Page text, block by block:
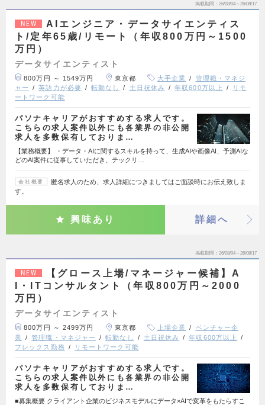
掲載期間 26/08/04～26/08/17
NEW
AIエンジニア・データサイエンティス
ト/定年65歳/リモート（年収800万円～1500
万円）
データサイエンティスト
800万円 ～ 1549万円 東京都 大手企業
管理職・マネジ
ャー
英語力が必要 転勤なし 土日祝休み 年収600万以上
リモ
ートワーク可能
パソナキャリアがおすすめする求人です。
こちらの求人案件以外にも各業界の非公開
求人を多数保有しておりま…
【業務概要】 ・データ・AIに関するスキルを持って、生成AIや画像AI、予測AIな
どのAI案件に従事していただき、テックリ…
会社概要
匿名求人のため、求人詳細につきましてはご面談時にお伝え致しま
す。
興味あり 詳細へ
掲載期間 26/08/04～26/08/17
NEW
【グロース上場/マネージャー候補】A
I・ITコンサルタント（年収800万円～2000
万円）
データサイエンティスト
800万円 ～ 2499万円 東京都 上場企業
ベンチャー企
業
管理職・マネジャー 転勤なし 土日祝休み
年収600万以上
フレックス勤務
リモートワーク可能
パソナキャリアがおすすめする求人です。
こちらの求人案件以外にも各業界の非公開
求人を多数保有しておりま…
■募集概要 クライアント企業のビジネスモデルにデータ×AIで変革をもたらすこ